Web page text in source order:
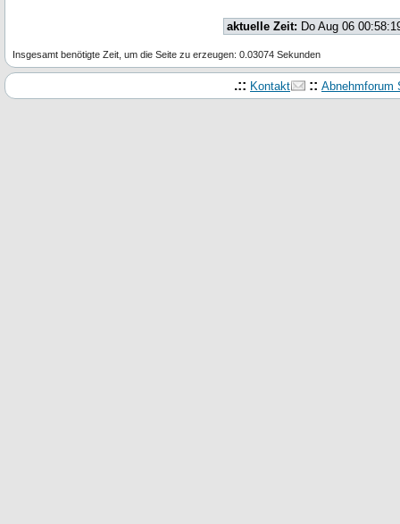
aktuelle Zeit: Do Aug 06
Insgesamt benötigte Zeit, um die Seite zu erzeugen: 0.03074 Sekunden
.:: Kontakt :: Abnehmforum